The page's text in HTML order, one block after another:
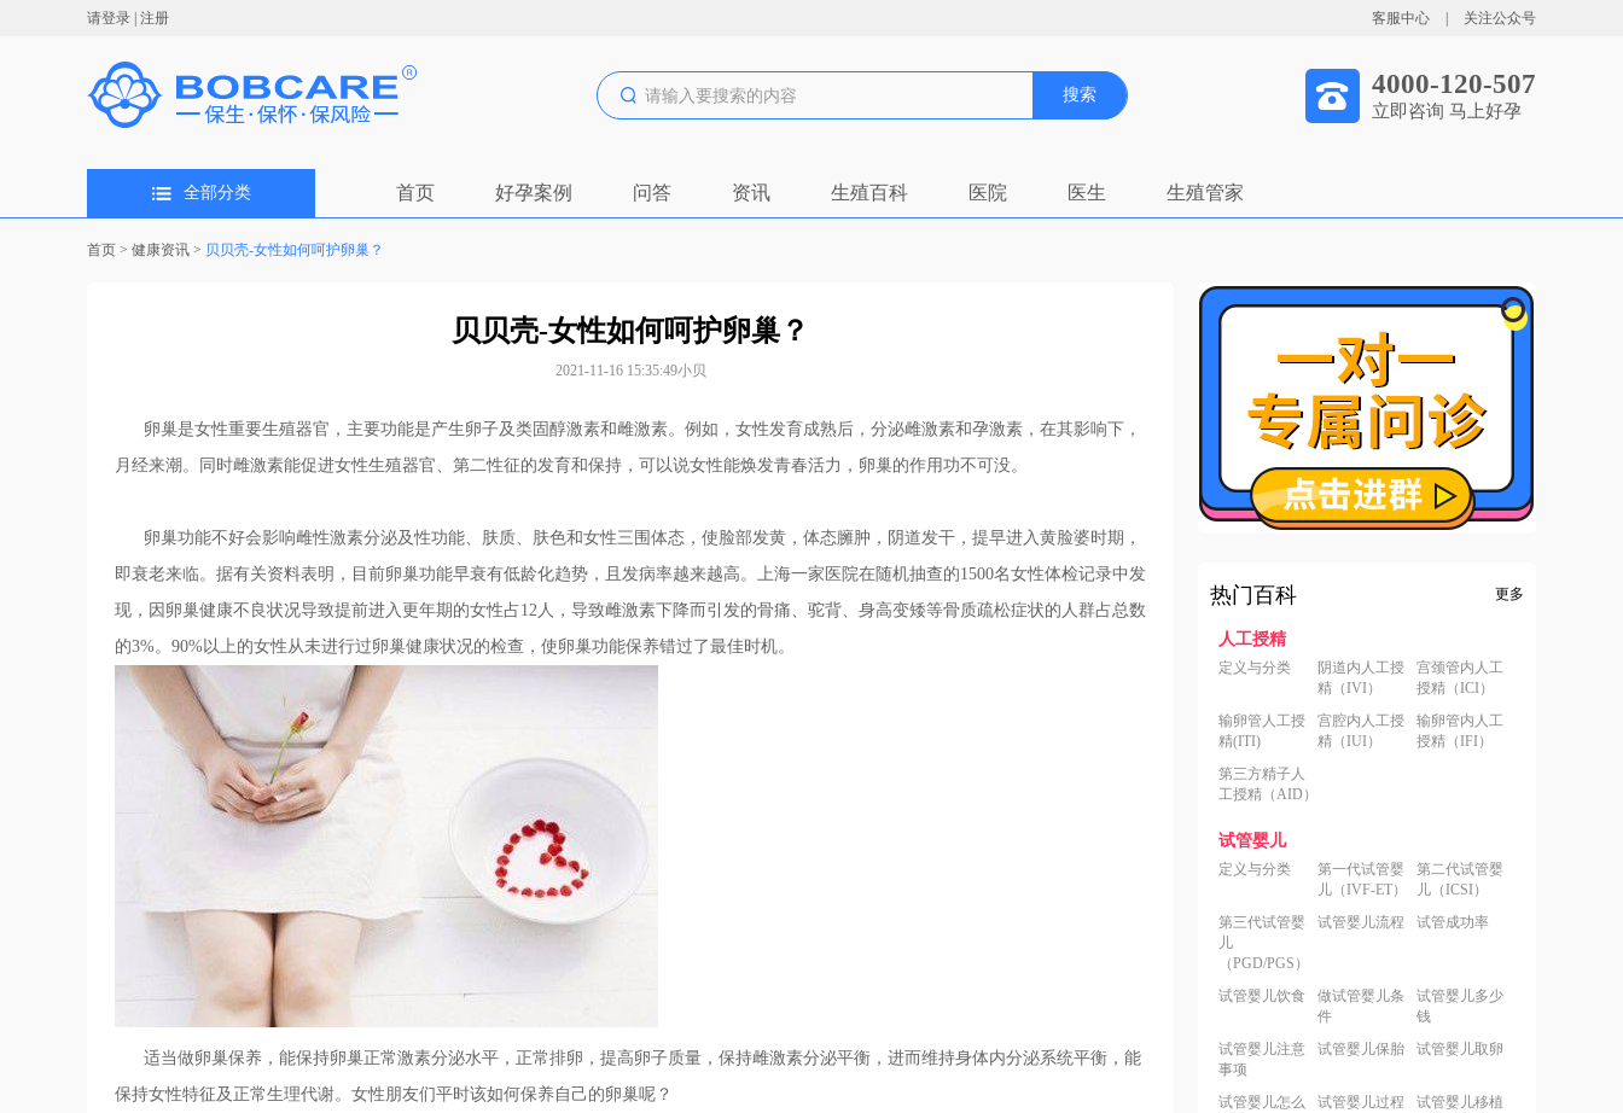
请登录 | 注册 客服中心 | 关注公众号
搜索 4000-120-507
立即咨询 马上好孕
全部分类 首页 好孕案例 问答 资讯 生殖百科 医院 医生 生殖管家
首页 > 健康资讯 > 贝贝壳-女性如何呵护卵巢？
贝贝壳-女性如何呵护卵巢？
2021-11-16 15:35:49小贝
卵巢是女性重要生殖器官，主要功能是产生卵子及类固醇激素和雌激素。例如，女性发育成熟后，分泌雌激素和孕激素，在其影响下，
月经来潮。同时雌激素能促进女性生殖器官、第二性征的发育和保持，可以说女性能焕发青春活力，卵巢的作用功不可没。
卵巢功能不好会影响雌性激素分泌及性功能、肤质、肤色和女性三围体态，使脸部发黄，体态臃肿，阴道发干，提早进入黄脸婆时期，
即衰老来临。据有关资料表明，目前卵巢功能早衰有低龄化趋势，且发病率越来越高。上海一家医院在随机抽查的1500名女性体检记录中发
现，因卵巢健康不良状况导致提前进入更年期的女性占12人，导致雌激素下降而引发的骨痛、驼背、身高变矮等骨质疏松症状的人群占总数
的3%。90%以上的女性从未进行过卵巢健康状况的检查，使卵巢功能保养错过了最佳时机。
适当做卵巢保养，能保持卵巢正常激素分泌水平，正常排卵，提高卵子质量，保持雌激素分泌平衡，进而维持身体内分泌系统平衡，能
保持女性特征及正常生理代谢。女性朋友们平时该如何保养自己的卵巢呢？
热门百科 更多
人工授精
定义与分类
阴道内人工授
精（IVI）
宫颈管内人工
授精（ICI）
输卵管人工授
精(ITI)
宫腔内人工授
精（IUI）
输卵管内人工
授精（IFI）
第三方精子人
工授精（AID）
试管婴儿
定义与分类
第一代试管婴
儿（IVF-ET）
第二代试管婴
儿（ICSI）
第三代试管婴
儿
（PGD/PGS）
试管婴儿流程 试管成功率
试管婴儿饮食
做试管婴儿条
件
试管婴儿多少
钱
试管婴儿注意
事项
试管婴儿保胎 试管婴儿取卵
试管婴儿怎么
试管婴儿过程
试管婴儿移植